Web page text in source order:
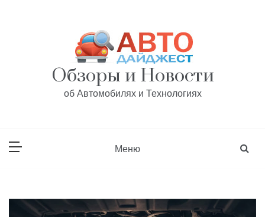
Обзоры и Новости
об Автомобилях и Технологиях
Меню